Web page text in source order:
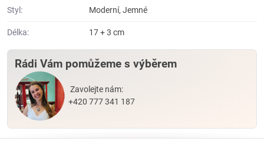
Styl: Moderní, Jemné
Délka: 17 + 3 cm
Rádi Vám pomůžeme s výběrem
Zavolejte nám:
+420 777 341 187